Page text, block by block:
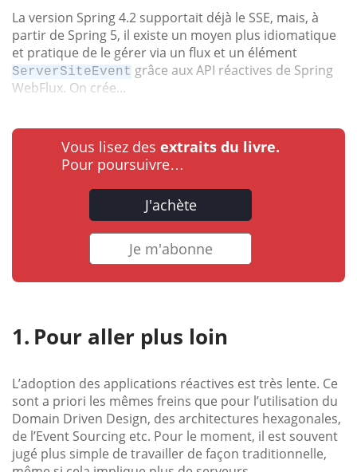
La version Spring 4.2 supportait déjà le SSE, mais, à
partir de Spring 5, il existe un moyen plus idiomatique
et pratique de le gérer via un flux et un élément
ServerSiteEvent grâce aux API réactives de Spring
WebFlux. On crée...
Vous lisez des extraits du livre.
Pour poursuivre…
J'achète
Je m'abonne
Pour aller plus loin
L’adoption des applications réactives est très lente. Ce
sont a priori les mêmes freins que pour l’utilisation du
Domain Driven Design, des architectures hexagonales,
de l’Event Sourcing etc. Pour le moment, il est souvent
jugé plus simple de travailler de façon traditionnelle,